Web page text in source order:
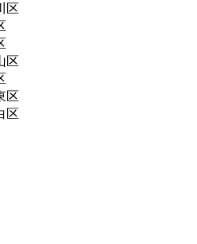
区
区
区
区